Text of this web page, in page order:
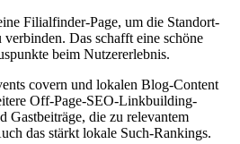
Filialfinder-Page, um die Standort-
Das schafft eine schöne
beim Nutzererlebnis.
covern und lokalen Blog-Content
Off-Page-SEO-Linkbuilding-
die zu relevantem
das stärkt lokale Such-Rankings.